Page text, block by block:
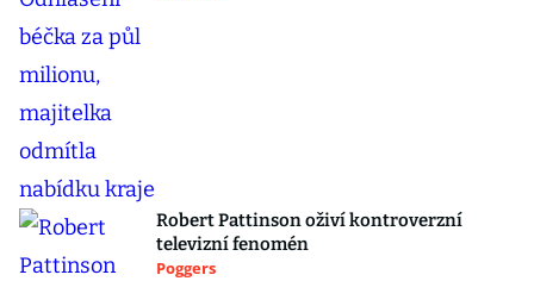
Robert Pattinson oživí kontroverzní
televizní fenomén
Poggers